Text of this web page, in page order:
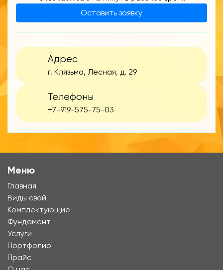
Оставить заявку
Адрес
г. Клязьма, Лесная, д. 29
Телефоны
+7-919-575-75-03
Меню
Главная
Виды свай
Комплектующие
Фундамент
Услуги
Портфолио
Прайс